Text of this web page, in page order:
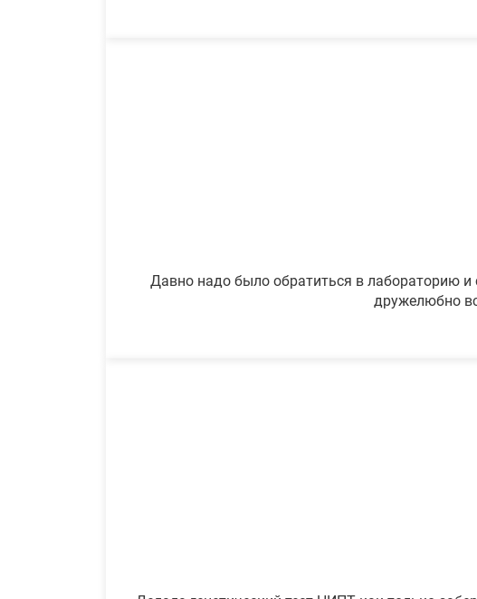
Давно надо было обратиться в лабораторию и
дружелюбно